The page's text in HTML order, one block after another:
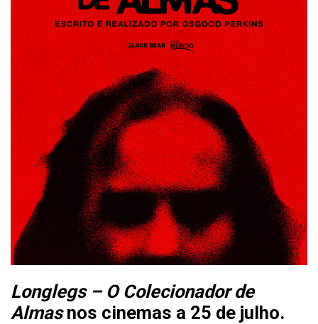
Longlegs – O Colecionador de
Almasnos cinemas a 25 de julho.